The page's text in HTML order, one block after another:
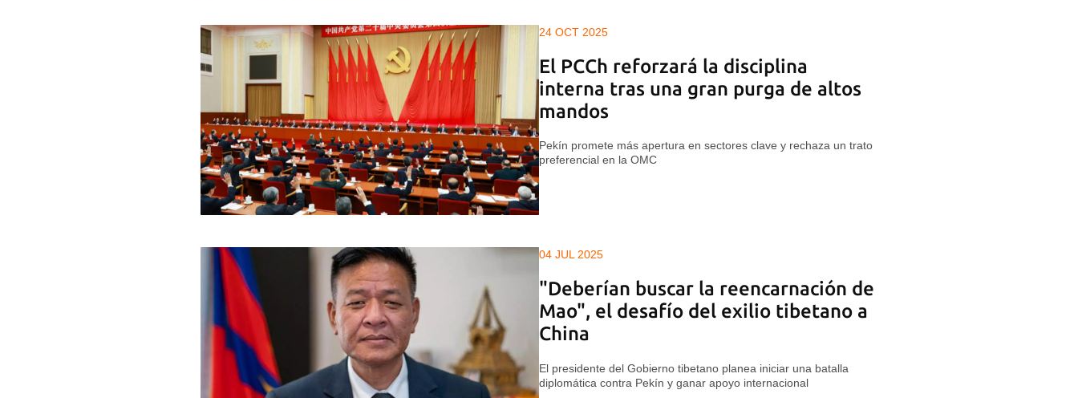
24 OCT 2025
El PCCh reforzará la disciplina
interna tras una gran purga de altos
mandos
Pekín promete más apertura en sectores clave y rechaza un trato
preferencial en la OMC
04 JUL 2025
"Deberían buscar la reencarnación de
Mao", el desafío del exilio tibetano a
China
El presidente del Gobierno tibetano planea iniciar una batalla
diplomática contra Pekín y ganar apoyo internacional